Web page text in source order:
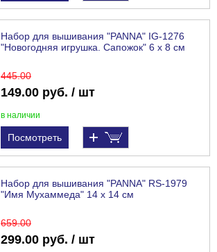
Набор для вышивания "PANNA" IG-1276
"Новогодняя игрушка. Сапожок" 6 х 8 см
445.00
149.00 руб. / шт
в наличии
Посмотреть
Набор для вышивания "PANNA" RS-1979
"Имя Мухаммеда" 14 х 14 см
659.00
299.00 руб. / шт